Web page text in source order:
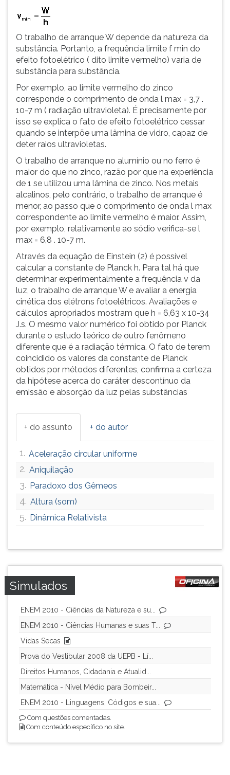
O trabalho de arranque W depende da natureza da
substância. Portanto, a frequência limite f min do
efeito fotoelétrico ( dito limite vermelho) varia de
substância para substância.
Por exemplo, ao limite vermelho do zinco
corresponde o comprimento de onda l max = 3,7 .
10-7 m ( radiação ultravioleta). É precisamente por
isso se explica o fato de efeito fotoelétrico cessar
quando se interpõe uma lâmina de vidro, capaz de
deter raios ultravioletas.
O trabalho de arranque no alumínio ou no ferro é
maior do que no zinco, razão por que na experiência
de 1 se utilizou uma lâmina de zinco. Nos metais
alcalinos, pelo contrário, o trabalho de arranque é
menor, ao passo que o comprimento de onda l max
correspondente ao limite vermelho é maior. Assim,
por exemplo, relativamente ao sódio verifica-se l
max = 6,8 . 10-7 m.
Através da equação de Einstein (2) é possível
calcular a constante de Planck h. Para tal há que
determinar experimentalmente a frequência v da
luz, o trabalho de arranque W e avaliar a energia
cinética dos elétrons fotoelétricos. Avaliações e
cálculos apropriados mostram que h = 6,63 x 10-34
J.s. O mesmo valor numérico foi obtido por Planck
durante o estudo teórico de outro fenômeno
diferente que é a radiação térmica. O fato de terem
coincidido os valores da constante de Planck
obtidos por métodos diferentes, confirma a certeza
da hipótese acerca do caráter descontínuo da
emissão e absorção da luz pelas substâncias
+ do assunto + do autor
1. Aceleração circular uniforme
2. Aniquilação
3. Paradoxo dos Gêmeos
4. Altura (som)
5. Dinâmica Relativista
Simulados
ENEM 2010 - Ciências da Natureza e su...
ENEM 2010 - Ciências Humanas e suas T...
Vidas Secas
Prova do Vestibular 2008 da UEPB - Lí...
Direitos Humanos, Cidadania e Atualid...
Matemática - Nível Médio para Bombeir...
ENEM 2010 - Linguagens, Códigos e sua...
Com questões comentadas.
Com conteúdo específico no site.